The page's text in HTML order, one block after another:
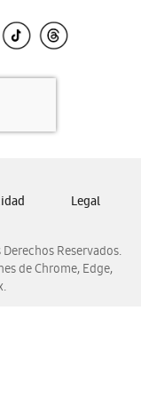
Reservados.
de Chrome, Edge,
Legal